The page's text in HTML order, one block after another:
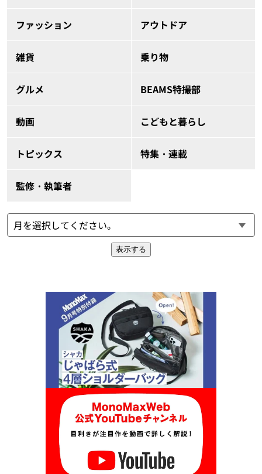
ファッション アウトドア
雑貨 乗り物
グルメ BEAMS特撮部
動画 こどもと暮らし
トピックス 特集・連載
監修・執筆者
表示する